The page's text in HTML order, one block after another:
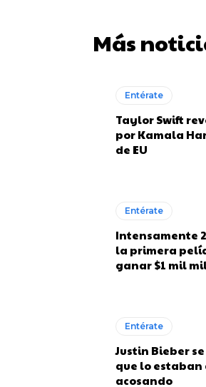
Más
Entérate
Taylor Swift
por Kamala
de EU
Entérate
Intensamente
la primera
ganar $1 mil
Entérate
Justin Bieber
que lo
acosando